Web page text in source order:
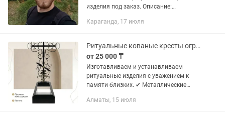
изделия под заказ. Описание:
сварочные работы любой сложности в
объект для...
Караганда, 17 июля
Ритуальные кованые кресты оградки цветники
от 25 000 ₸
Изготавливаем и устанавливаем
ритуальные изделия с уважением к
памяти близких. ✔ Металлические
Цветники ✔ Покраска и
Алматы, 15 июля